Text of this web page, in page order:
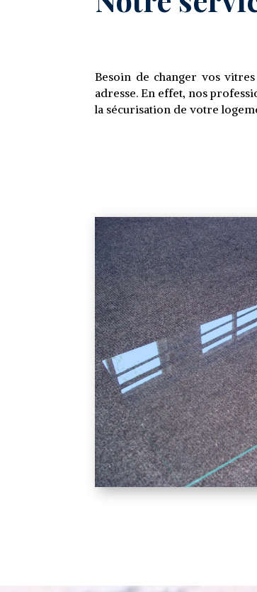
Besoin de changer vos
adresse. En effet, nos
la sécurisation de votre